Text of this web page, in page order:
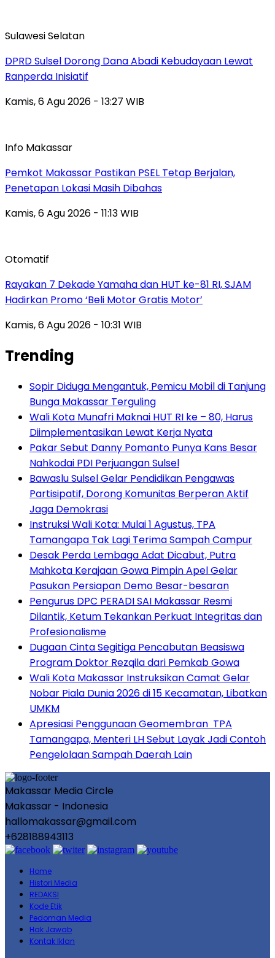
Sulawesi Selatan
DPRD Sulsel Dorong Dana Abadi Kebudayaan Lewat
Ranperda Inisiatif
Kamis, 6 Agu 2026 - 13:27 WIB
Info Makassar
Pemkot Makassar Pastikan PSEL Tetap Berjalan,
Penetapan Lokasi Masih Dibahas
Kamis, 6 Agu 2026 - 11:13 WIB
Otomatif
Rayakan 7 Dekade Yamaha dan HUT ke-81 RI, SJAM
Hadirkan Promo ‘Beli Motor Gratis Motor’
Kamis, 6 Agu 2026 - 10:31 WIB
Trending
Sopir Diduga Mengantuk, Pemicu Mobil di Tanjung
Bunga Makassar Terguling
Wali Kota Munafri Maknai HUT RI ke – 80, Harus
Diimplementasikan Lewat Kerja Nyata
Pakar Sebut Danny Pomanto Punya Kans Besar
Nahkodai PDI Perjuangan Sulsel
Bawaslu Sulsel Gelar Pendidikan Pengawas
Partisipatif, Dorong Komunitas Berperan Aktif
Jaga Demokrasi
Instruksi Wali Kota: Mulai 1 Agustus, TPA
Tamangapa Tak Lagi Terima Sampah Campur
Desak Perda Lembaga Adat Dicabut, Putra
Mahkota Kerajaan Gowa Pimpin Apel Gelar
Pasukan Persiapan Demo Besar-besaran
Pengurus DPC PERADI SAI Makassar Resmi
Dilantik, Ketum Tekankan Perkuat Integritas dan
Profesionalisme
Dugaan Cinta Segitiga Pencabutan Beasiswa
Program Doktor Rezqila dari Pemkab Gowa
Wali Kota Makassar Instruksikan Camat Gelar
Nobar Piala Dunia 2026 di 15 Kecamatan, Libatkan
UMKM
Apresiasi Penggunaan Geomembran TPA
Tamangapa, Menteri LH Sebut Layak Jadi Contoh
Pengelolaan Sampah Daerah Lain
Makassar Media Circle
Makassar - Indonesia
hallomakassar@gmail.com
+628188943113
Home
Histori Media
REDAKSI
Kode Etik
Pedoman Media
Hak Jawab
Kontak Iklan